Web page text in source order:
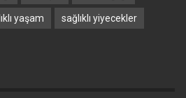
yaşam sağlıklı yiyecekler